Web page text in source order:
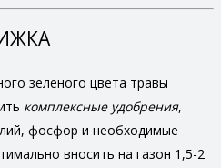
зеленого цвета травы
комплексные удобрения,
фосфор и необходимые
вносить на газон 1,5-2